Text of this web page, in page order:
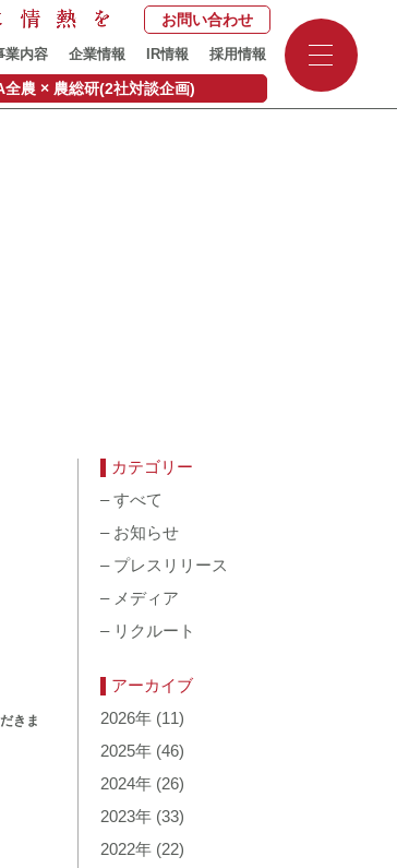
業内容 企業情報 IR情報 採用情報
お問い合わせ
全農 × 農総研(2社対談企画)
-
-
きま
カテゴリー
–すべて
– お知らせ
– プレスリリース
– メディア
– リクルート
アーカイブ
2026年 (11)
2025年 (46)
2024年 (26)
2023年 (33)
2022年 (22)